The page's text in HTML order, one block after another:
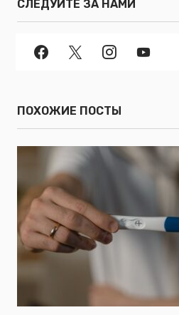
СЛЕДУЙТЕ ЗА НАМИ
ПОХОЖИЕ ПОСТЫ